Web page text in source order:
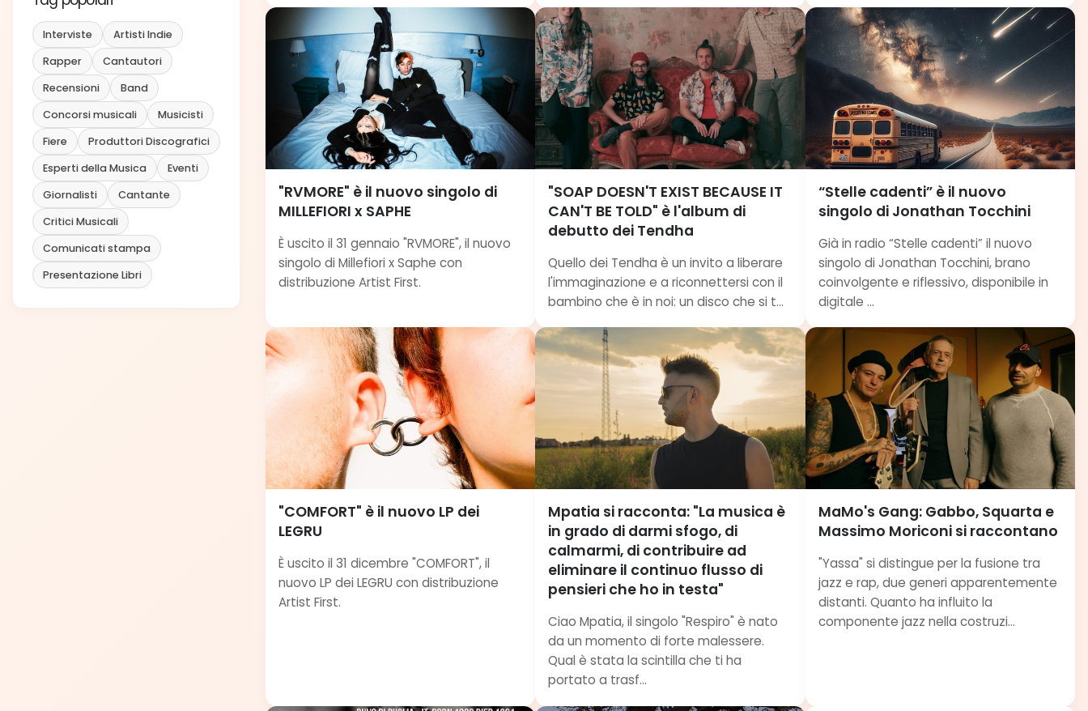
Interviste
Artisti Indie
Rapper
Cantautori
Recensioni
Band
Concorsi musicali
Musicisti
Fiere
Produttori Discografici
Esperti della Musica
Eventi
Giornalisti
Cantante
Critici Musicali
Comunicati stampa
Presentazione Libri
"RVMORE" è il nuovo singolo di
MILLEFIORI x SAPHE
È uscito il 31 gennaio "RVMORE", il nuovo
singolo di Millefiori x Saphe con
distribuzione Artist First.
"SOAP DOESN'T EXIST BECAUSE IT
CAN'T BE TOLD" è l'album di
debutto dei Tendha
Quello dei Tendha è un invito a liberare
l'immaginazione e a riconnettersi con il
bambino che è in noi: un disco che si t...
“Stelle cadenti” è il nuovo
singolo di Jonathan Tocchini
Già in radio “Stelle cadenti” il nuovo
singolo di Jonathan Tocchini, brano
coinvolgente e riflessivo, disponibile in
digitale ...
"COMFORT" è il nuovo LP dei
LEGRU
È uscito il 31 dicembre "COMFORT", il
nuovo LP dei LEGRU con distribuzione
Artist First.
Mpatia si racconta: "La musica è
in grado di darmi sfogo, di
calmarmi, di contribuire ad
eliminare il continuo flusso di
pensieri che ho in testa"
Ciao Mpatia, il singolo "Respiro" è nato
da un momento di forte malessere.
Qual è stata la scintilla che ti ha
portato a trasf...
MaMo's Gang: Gabbo, Squarta e
Massimo Moriconi si raccontano
"Yassa" si distingue per la fusione tra
jazz e rap, due generi apparentemente
distanti. Quanto ha influito la
componente jazz nella costruzi...